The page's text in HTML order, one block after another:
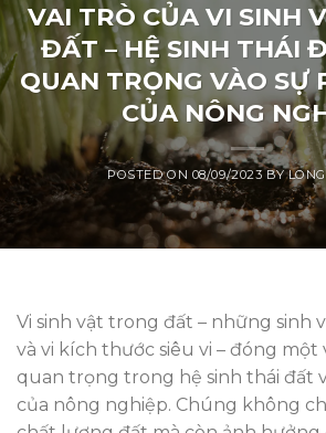
VAI TRÒ CỦA VI SINH
ĐẤT – HỆ SINH THÁI
QUAN TRỌNG VÀO SỰ
CỦA NÔNG
POSTED ON 08/09/2023BY
Vi sinh vật trong đất – những sinh
và vi kích thước siêu vi – đóng một
quan trọng trong hệ sinh thái đất
của nông nghiệp. Chúng không